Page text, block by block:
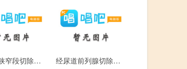
输尿管狭窄段切除与膀胱吻合术_Shu Niao Guan Xia Zhai Duan Qie Chu Yu Bang Guang Wen He Shu 经尿道前列腺切除术_Jing Niao Dao Qian Lie Xian Qie Chu Shu